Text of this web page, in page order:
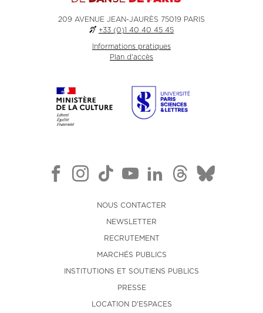
209 AVENUE JEAN-JAURÈS 75019 PARIS
+33 (0)1 40 40 45 45
Informations pratiques
Plan d'accès
NOUS CONTACTER
NEWSLETTER
RECRUTEMENT
MARCHÉS PUBLICS
INSTITUTIONS ET SOUTIENS PUBLICS
PRESSE
LOCATION D'ESPACES